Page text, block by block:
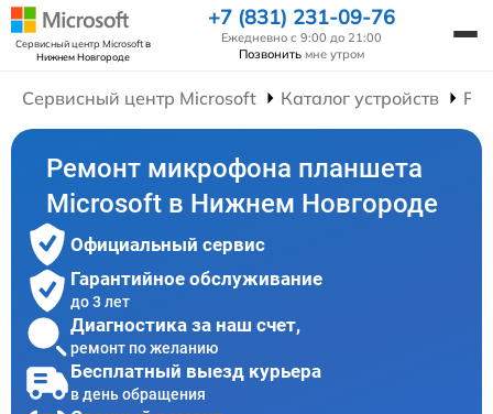
Сервисный центр Microsoftв
Нижнем Новгороде
+7 (831) 231-09-76
Ежедневно с 9:00 до 21:00
Позвонить мне утром
Сервисный центр Microsoft Каталог устройств
Ремонт микрофона планшета
Microsoft в Нижнем Новгороде
Официальный сервис
Гарантийное обслуживание
до 3 лет
Диагностика за наш счет,
ремонт по желанию
Бесплатный выезд курьера
в день обращения